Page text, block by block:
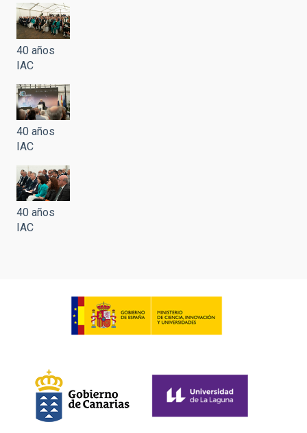
40 años
IAC
40 años
IAC
40 años
IAC